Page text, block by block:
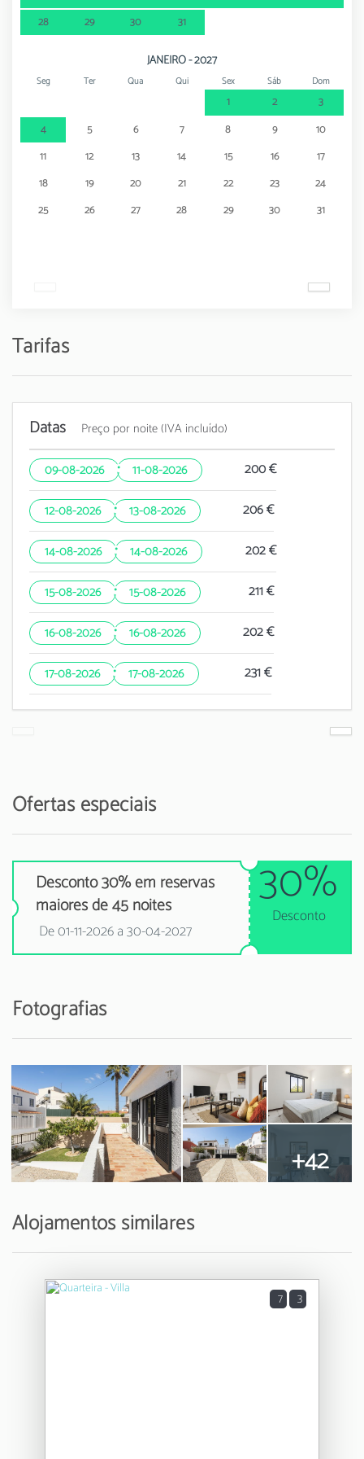
28
29 30 31
JANEIRO - 2027
Seg Ter Qua Qui Sex Sáb Dom
1 2
3
4
5 6 7 8 9
10
11
12 13 14 15 16
17
18
19 20 21 22 23
24
25
26 27 28 29 30 31
Tarifas
Datas Preço por noite (IVA incluído)
09-08-2026 · 11-08-2026 200 €
12-08-2026 · 13-08-2026 206 €
14-08-2026 · 14-08-2026 202 €
15-08-2026 · 15-08-2026 211 €
16-08-2026 · 16-08-2026 202 €
17-08-2026 · 17-08-2026 231 €
Ofertas especiais
Desconto 30% em reservas
maiores de 45 noites
De 01-11-2026 a 30-04-2027
30%
Desconto
Fotografias
+42
Alojamentos similares
7 3